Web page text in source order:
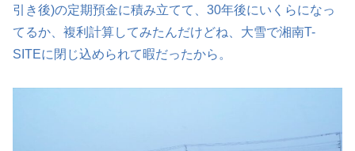
引き後)の定期預金に積み立てて、30年後にいくらになっ
てるか、複利計算してみたんだけどね、大雪で湘南T-
SITEに閉じ込められて暇だったから。